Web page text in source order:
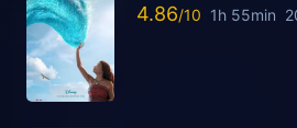
4.86 1h 55min